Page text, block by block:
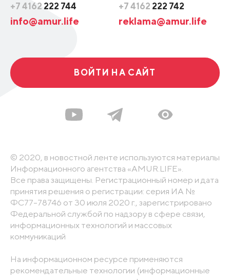
+7 4162 222 744
info@amur.life
+7 4162 222 742
reklama@amur.life
ВОЙТИ НА САЙТ
© 2020, в новостной ленте используются материалы
Информационного агентства «AMUR.LIFE».
Все права защищены. Регистрационный номер и дата
принятия решения о регистрации: серия ИА №
ФС77-78746 от 30 июля 2020 г., зарегистрировано
Федеральной службой по надзору в сфере связи,
информационных технологий и массовых
коммуникаций
На информационном ресурсе применяются
рекомендательные технологии (информационные